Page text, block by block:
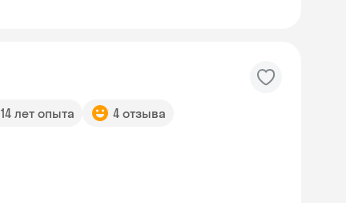
14 лет опыта 4 отзыва